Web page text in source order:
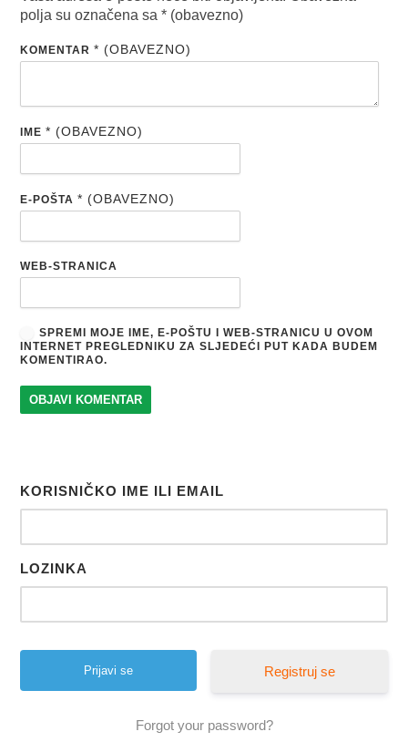
polja su označena sa* (obavezno)
KOMENTAR* (OBAVEZNO)
IME* (OBAVEZNO)
E-POŠTA* (OBAVEZNO)
WEB-STRANICA
SPREMI MOJE IME, E-POŠTU I WEB-STRANICU U OVOM
INTERNET PREGLEDNIKU ZA SLJEDEĆI PUT KADA BUDEM
KOMENTIRAO.
KORISNIČKO IME ILI EMAIL
LOZINKA
Registruj se
Forgot your password?